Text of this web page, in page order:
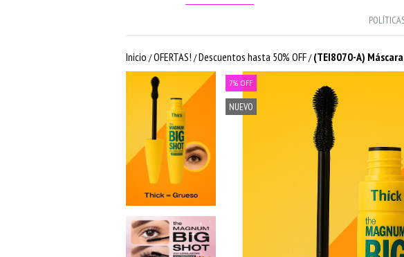
Inicio /OFERTAS! /Descuentos hasta 50% OFF/ (TEI8070-A)
7%OFF
NUEVO